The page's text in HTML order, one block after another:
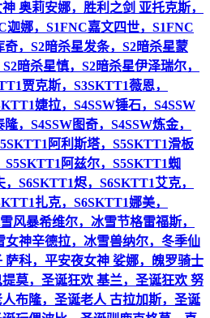
奥莉安娜，胜利之剑 亚托克斯，
迦娜，S1FNC嘉文四世，S1FNC
，S2暗杀星发条，S2暗杀星蒙
暗杀星慎，S2暗杀星伊泽瑞尔，
贾克斯，S3SKTT1薇恩，
婕拉，S4SSW锤石，S4SSW
，S4SSW图奇，S4SSW炼金，
阿利斯塔，S5SKTT1滑板
阿兹尔，S5SKTT1蜘
S6SKTT1烬，S6SKTT1艾克，
扎克，S6SKTT1娜美，
风暴希维尔，冰雪节格雷福斯，
女神辛德拉，冰雪兽纳尔，冬季仙
萨科，平安夜女神 娑娜，魄罗骑士
莫，圣诞狂欢 基兰，圣诞狂欢 努
布隆，圣诞老人 古拉加斯，圣诞